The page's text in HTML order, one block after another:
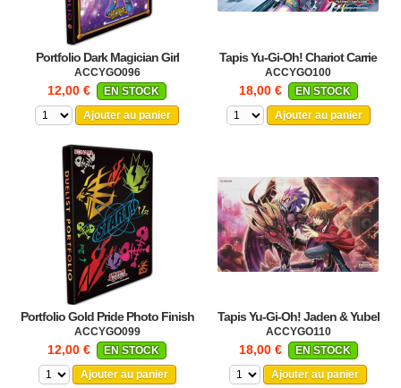
Portfolio Dark Magician Girl
ACCYGO096
12,00 €
EN STOCK
Ajouter au panier
Tapis Yu-Gi-Oh! Chariot Carrie
ACCYGO100
18,00 €
EN STOCK
Ajouter au panier
Portfolio Gold Pride Photo Finish
ACCYGO099
12,00 €
EN STOCK
Ajouter au panier
Tapis Yu-Gi-Oh! Jaden & Yubel
ACCYGO110
18,00 €
EN STOCK
Ajouter au panier